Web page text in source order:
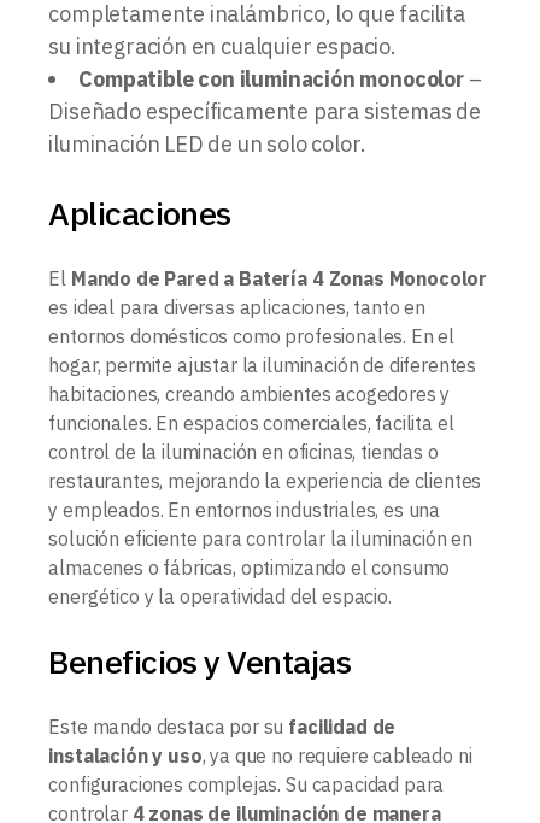
completamente inalámbrico, lo que facilita
su integración en cualquier espacio.
Compatible con iluminación monocolor–
Diseñado específicamente para sistemas de
iluminación LED de un solo color.
Aplicaciones
El Mando de Pared a Batería 4 Zonas Monocolor
es ideal para diversas aplicaciones, tanto en
entornos domésticos como profesionales. En el
hogar, permite ajustar la iluminación de diferentes
habitaciones, creando ambientes acogedores y
funcionales. En espacios comerciales, facilita el
control de la iluminación en oficinas, tiendas o
restaurantes, mejorando la experiencia de clientes
y empleados. En entornos industriales, es una
solución eficiente para controlar la iluminación en
almacenes o fábricas, optimizando el consumo
energético y la operatividad del espacio.
Beneficios y Ventajas
Este mando destaca por su facilidad de
instalación y uso, ya que no requiere cableado ni
configuraciones complejas. Su capacidad para
controlar 4 zonas de iluminación de manera